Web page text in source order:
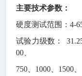
主要技术参数：
硬度测试范围：4-
试验力级数：
00、
750、1000、1500